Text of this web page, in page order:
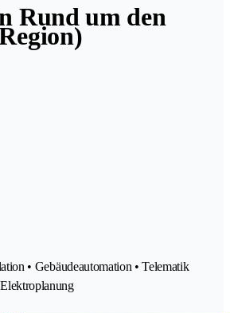
Rund um den
• Gebäudeautomation • Telematik